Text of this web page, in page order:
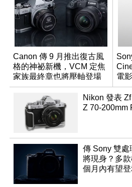
Canon 傳 9 月推出復古風
格的神祕新機，VCM 定焦
家族最終章也將壓軸登場
電
Nikon 發表
Z 70-200mm
傳 Sony 雙處
將現身？多
個月內有望